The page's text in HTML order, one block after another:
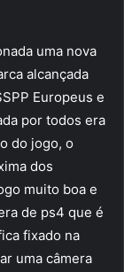
uma nova
alcançada
Europeus e
por todos era
do jogo, o
dos
muito boa e
de ps4 que é
fixado na
uma câmera